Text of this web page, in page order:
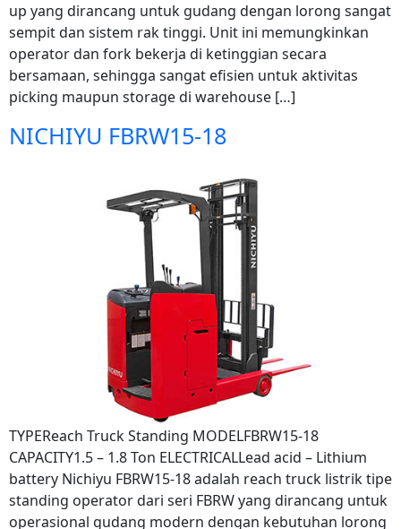
up yang dirancang untuk gudang dengan lorong sangat
sempit dan sistem rak tinggi. Unit ini memungkinkan
operator dan fork bekerja di ketinggian secara
bersamaan, sehingga sangat efisien untuk aktivitas
picking maupun storage di warehouse […]
NICHIYU FBRW15-18
TYPEReach Truck Standing MODELFBRW15-18
CAPACITY1.5 – 1.8 Ton ELECTRICALLead acid – Lithium
battery Nichiyu FBRW15-18 adalah reach truck listrik tipe
standing operator dari seri FBRW yang dirancang untuk
operasional gudang modern dengan kebutuhan lorong